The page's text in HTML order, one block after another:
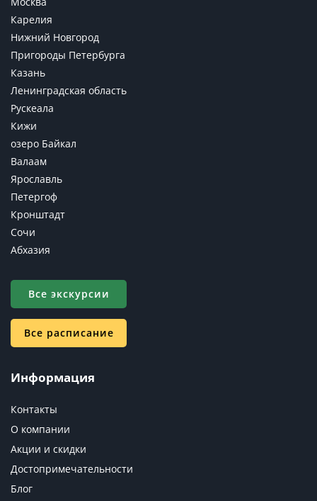
Карелия
Нижний Новгород
Пригороды Петербурга
Казань
Ленинградская область
Рускеала
Кижи
озеро Байкал
Валаам
Ярославль
Петергоф
Кронштадт
Сочи
Абхазия
Все экскурсии
Все расписание
Информация
Контакты
О компании
Акции и скидки
Достопримечательности
Блог